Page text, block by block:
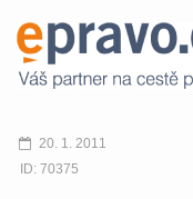
20. 1. 2011
ID: 70375